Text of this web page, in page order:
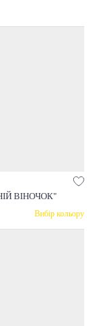
ВІНОЧОК"
Вибір кольору